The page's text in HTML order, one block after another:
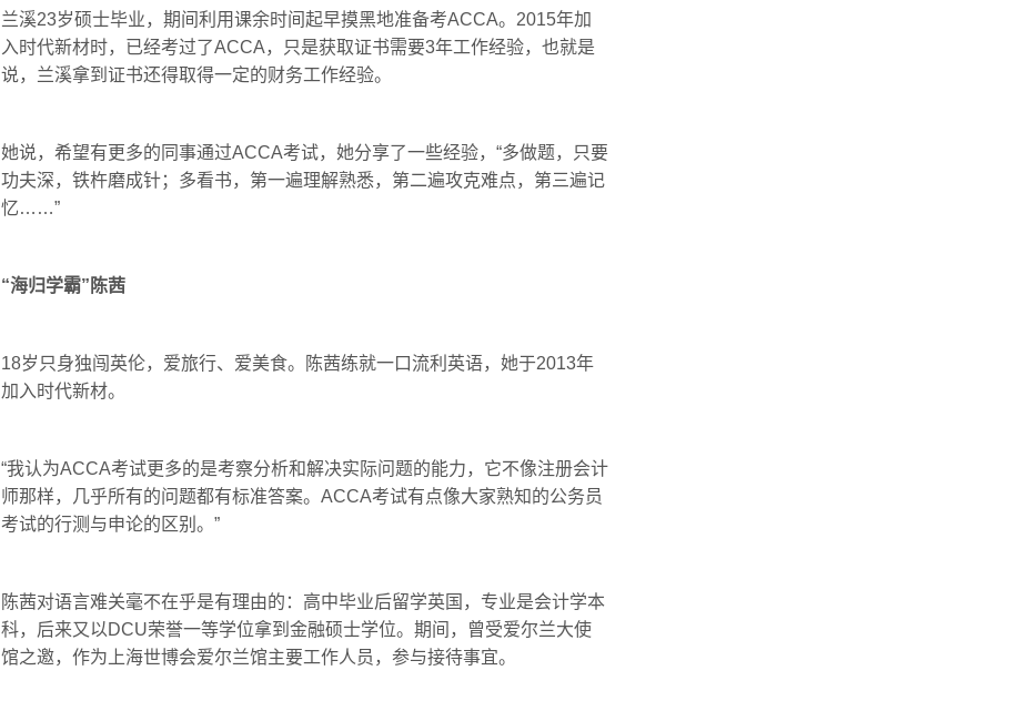
兰溪23岁硕士毕业，期间利用课余时间起早摸黑地准备考ACCA。2015年加
入时代新材时，已经考过了ACCA，只是获取证书需要3年工作经验，也就是
说，兰溪拿到证书还得取得一定的财务工作经验。
她说，希望有更多的同事通过ACCA考试，她分享了一些经验，“多做题，只要
功夫深，铁杵磨成针；多看书，第一遍理解熟悉，第二遍攻克难点，第三遍记
忆……”
“海归学霸”陈茜
18岁只身独闯英伦，爱旅行、爱美食。陈茜练就一口流利英语，她于2013年
加入时代新材。
“我认为ACCA考试更多的是考察分析和解决实际问题的能力，它不像注册会计
师那样，几乎所有的问题都有标准答案。ACCA考试有点像大家熟知的公务员
考试的行测与申论的区别。”
陈茜对语言难关毫不在乎是有理由的：高中毕业后留学英国，专业是会计学本
科，后来又以DCU荣誉一等学位拿到金融硕士学位。期间，曾受爱尔兰大使
馆之邀，作为上海世博会爱尔兰馆主要工作人员，参与接待事宜。